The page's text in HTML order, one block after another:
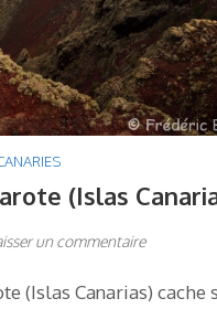
(Islas
un commentaire
(Islas Canarias) cache